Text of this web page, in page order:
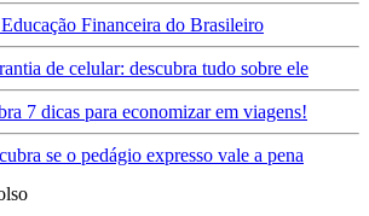
Financeira do Brasileiro
de celular: descubra tudo sobre ele
7 dicas para economizar em viagens!
se o pedágio expresso vale a pena